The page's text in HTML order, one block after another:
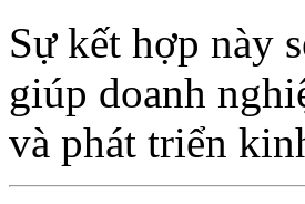
Sự kết hợp này
giúp doanh
và phát triển